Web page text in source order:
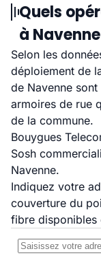
Quels
à
Selon les
déploiement de
de Navenne
armoires de rue
de la commune.
Bouygues
Sosh
Navenne.
Indiquez votre
couverture du
fibre disponibles